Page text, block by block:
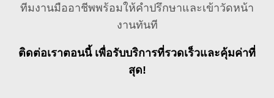
ทีมงานมืออาชีพพร้อมให้คำปรึกษาและเข้าวัดหน้า
งานทันที
ติดต่อเราตอนนี้ เพื่อรับบริการที่รวดเร็วและคุ้มค่าที่
สุด!